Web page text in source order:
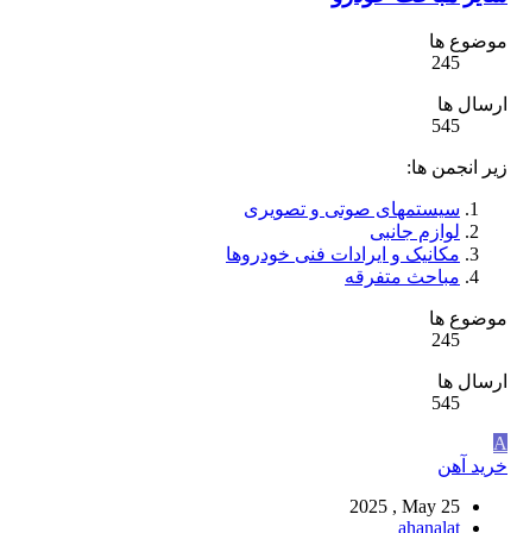
موضوع ها
245
ارسال ها
545
زیر انجمن ها:
سیستمهای صوتی و تصویری
لوازم جانبی
مکانیک و ایرادات فنی خودروها
مباحث متفرقه
موضوع ها
245
ارسال ها
545
A
خرید آهن
2025 , May 25
ahanalat